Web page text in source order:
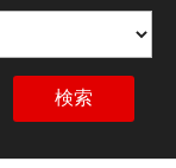
検索